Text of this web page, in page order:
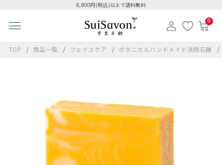
8,800円(税込)以上で送料無料
0
TOP 商品一覧 フェイスケア ボタニカルハンドメイド洗顔石鹸